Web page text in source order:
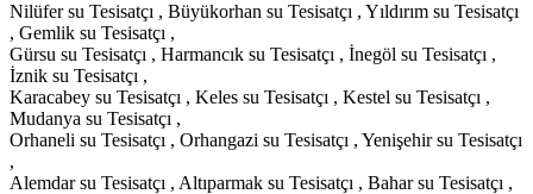
Nilüfer su Tesisatçı , Büyükorhan su Tesisatçı , Yıldırım su Tesisatçı
, Gemlik su Tesisatçı ,
Gürsu su Tesisatçı , Harmancık su Tesisatçı , İnegöl su Tesisatçı ,
İznik su Tesisatçı ,
Karacabey su Tesisatçı , Keles su Tesisatçı , Kestel su Tesisatçı ,
Mudanya su Tesisatçı ,
Orhaneli su Tesisatçı , Orhangazi su Tesisatçı , Yenişehir su Tesisatçı
,
Alemdar su Tesisatçı , Altıparmak su Tesisatçı , Bahar su Tesisatçı ,